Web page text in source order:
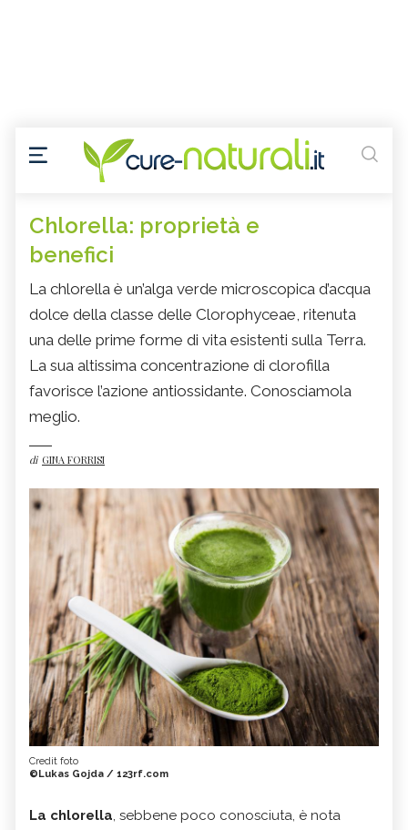
Chlorella: proprietà e
benefici
La chlorella è un’alga verde microscopica d’acqua
dolce della classe delle Clorophyceae, ritenuta
una delle prime forme di vita esistenti sulla Terra.
La sua altissima concentrazione di clorofilla
favorisce l’azione antiossidante. Conosciamola
meglio.
di GINA FORRISI
Credit foto
©Lukas Gojda / 123rf.com
La chlorella, sebbene poco conosciuta, è nota